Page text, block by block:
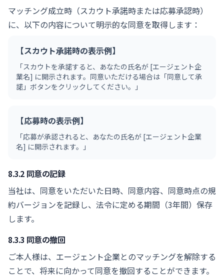
マッチング成立時（スカウト承諾時または応募承認時）
に、以下の内容について明示的な同意を取得します：
【スカウト承諾時の表示例】
「スカウトを承諾すると、あなたの氏名が [エージェント企
業名] に開示されます。同意いただける場合は「同意して承
諾」ボタンをクリックしてください。」
【応募時の表示例】
「応募が承認されると、あなたの氏名が [エージェント企業
名] に開示されます。」
8.3.2 同意の記録
当社は、同意をいただいた日時、同意内容、同意時点の規
約バージョンを記録し、法令に定める期間（3年間）保存
します。
8.3.3 同意の撤回
ご本人様は、エージェント企業とのマッチングを解除する
ことで、将来に向かって同意を撤回することができます。